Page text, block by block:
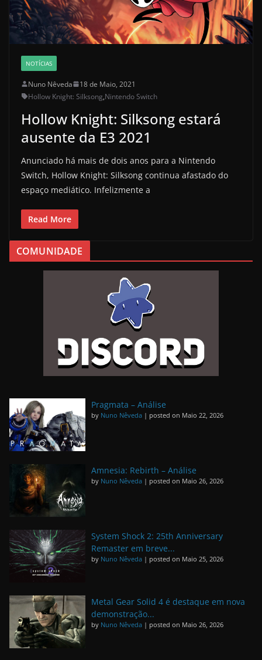
NOTÍCIAS
Nuno Nêveda
18 de Maio, 2021
Hollow Knight: Silksong,Nintendo Switch
Hollow Knight: Silksong estará
ausente da E3 2021
Anunciado há mais de dois anos para a Nintendo
Switch, Hollow Knight: Silksong continua afastado do
espaço mediático. Infelizmente a
Read More
COMUNIDADE
Pragmata – Análise
by Nuno Nêveda | posted on Maio 22, 2026
Amnesia: Rebirth – Análise
by Nuno Nêveda | posted on Maio 26, 2026
System Shock 2: 25th Anniversary
Remaster em breve...
by Nuno Nêveda | posted on Maio 25, 2026
Metal Gear Solid 4 é destaque em nova
demonstração...
by Nuno Nêveda | posted on Maio 26, 2026